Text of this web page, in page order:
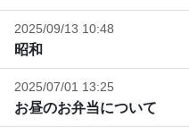
2025/09/13 10:48
昭和
2025/07/01 13:25
お昼のお弁当について